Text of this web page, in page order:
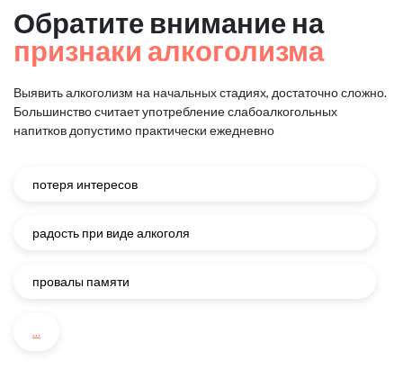
Обратите внимание на
признаки алкоголизма
Выявить алкоголизм на начальных стадиях, достаточно сложно.
Большинство считает употребление слабоалкогольных
напитков допустимо практически ежедневно
потеря интересов
радость при виде алкоголя
провалы памяти
...